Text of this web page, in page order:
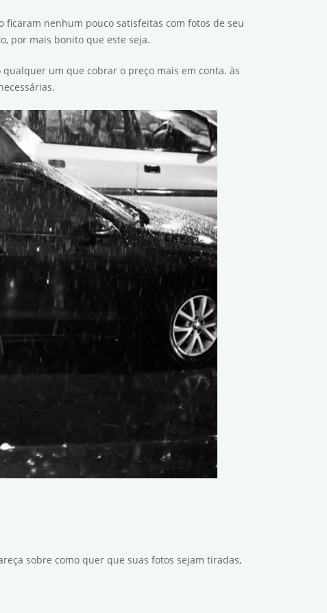
ficaram nenhum pouco satisfeitas com fotos de seu
por mais bonito que este seja.
um que cobrar o preço mais em conta. às
sobre como quer que suas fotos sejam tiradas,